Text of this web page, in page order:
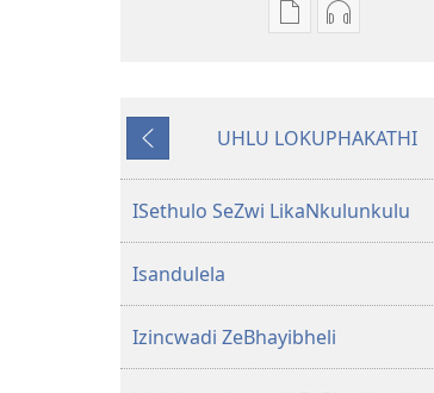
Izindlela
ImiBhalo
(Elibukezwe
Ngo-
Izindlela
ImiBhalo
(Elibukezwe
Ngo-
Emuva
UHLU LOKUPHAKATHI
ISethulo SeZwi LikaNkulunkulu
Isandulela
Izincwadi ZeBhayibheli